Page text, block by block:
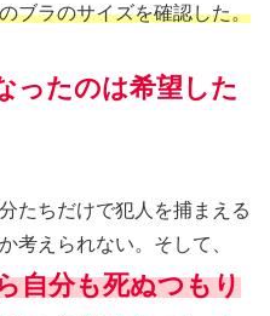
ブラのサイズを確認した。
ったのは希望した
たちだけで犯人を捕まえる
考えられない。そして、
自分も死ぬつもり